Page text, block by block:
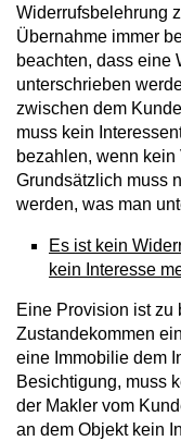
Widerrufsbelehrung
Übernahme immer
beachten, dass eine
unterschrieben
zwischen dem
muss kein
bezahlen, wenn kein
Grundsätzlich muss
werden, was man
Es ist kein
kein Interesse
Eine Provision ist zu
Zustandekommen
eine Immobilie dem
Besichtigung, muss
der Makler vom
an dem Objekt kein